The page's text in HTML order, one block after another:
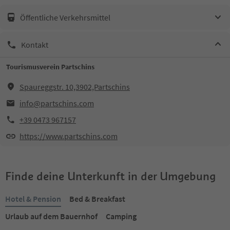
Öffentliche Verkehrsmittel
Kontakt
Tourismusverein Partschins
Spaureggstr. 10,3902,Partschins
info@partschins.com
+39 0473 967157
https://www.partschins.com
Finde deine Unterkunft in der Umgebung
Hotel & Pension
Bed & Breakfast
Urlaub auf dem Bauernhof
Camping